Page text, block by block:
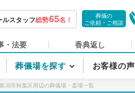
ルスタッフ総勢65名！
葬儀の
ご依頼・ご相談
・法要 香典返し
葬儀場を探す お客様の声
新潟市秋葉区周辺の葬儀場・斎場一覧